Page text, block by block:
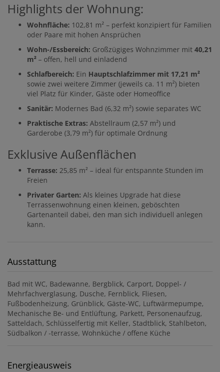
Highlights der Wohnung:
Wohnfläche: 102,81 m² – perfekt konzipiert für Familien
oder Paare mit hohen Ansprüchen
Wohn-/Essbereich: Großzügiges Wohnzimmer mit 40,21
m² – offen, hell und einladend
Schlafbereich: Ein Hauptschlafzimmer mit 17,21 m²
sowie zwei weitere Zimmer (jeweils ca. 11 m²) bieten
viel Platz für Kinder, Gäste oder Homeoffice
Sanitär: Modernes Bad (6,32 m²) sowie separates WC
Praktische Extras: Abstellraum (2,57 m²) und
Garderobe (3,79 m²) für optimale Ordnung
Exklusive Außenflächen
Terrasse: 25,85 m² – ideal für entspannte Stunden im
Freien
Privater Garten: Als kleines Upgrade hat diese
Terrassenwohnung einen kleinen, geböschten
Gartenanteil dabei, den man sich individuell anlegen
kann.
Ausstattung
Bad mit WC Badewanne Bergblick Carport Doppel- /
Mehrfachverglasung Dusche Fernblick Fliesen
Fußbodenheizung Grünblick Gäste-WC Luftwärmepumpe
Mechanische Be- und Entlüftung Parkett Personenaufzug
Satteldach Schlüsselfertig mit Keller Stadtblick Stahlbeton
Südbalkon / -terrasse Wohnküche / offene Küche
Energieausweis